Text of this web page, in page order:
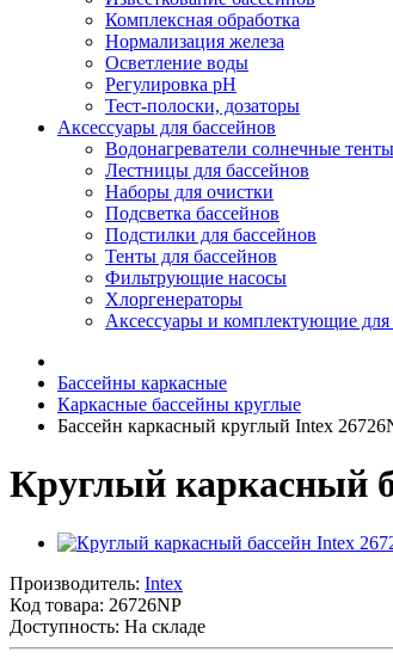
Комплексная обработка
Нормализация железа
Осветление воды
Регулировка pH
Тест-полоски, дозаторы
Аксессуары для бассейнов
Водонагреватели солнечные тенты
Лестницы для бассейнов
Наборы для очистки
Подсветка бассейнов
Подстилки для бассейнов
Тенты для бассейнов
Фильтрующие насосы
Хлоргенераторы
Аксессуары и комплектующие для
Бассейны каркасные
Каркасные бассейны круглые
Бассейн каркасный круглый Intex
Круглый каркасный
Производитель: Intex
Код товара: 26726NP
Доступность: На складе